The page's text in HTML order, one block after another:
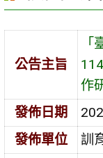
公告主旨
作
發佈日期
發佈單位
訓